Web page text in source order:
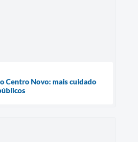
Centro Novo: mais cuidado